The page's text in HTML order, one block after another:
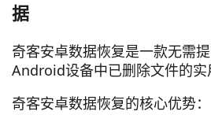
据
奇客安卓数据恢复是一款无需
Android设备中已删除文件的实
奇客安卓数据恢复的核心优势：